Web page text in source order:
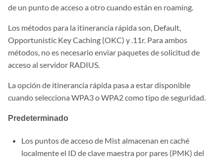
de un punto de acceso a otro cuando están en roaming.
Los métodos para la itinerancia rápida son, Default,
Opportunistic Key Caching (OKC) y.11r. Para ambos
métodos, no es necesario enviar paquetes de solicitud de
acceso al servidor RADIUS.
La opción de itinerancia rápida pasa a estar disponible
cuando selecciona WPA3 o WPA2 como tipo de seguridad.
Predeterminado
Los puntos de acceso de Mist almacenan en caché
localmente el ID de clave maestra por pares (PMK) del